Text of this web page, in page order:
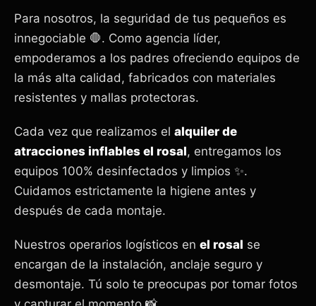
Para nosotros, la seguridad de tus pequeños es
innegociable 🛑. Como agencia líder,
empoderamos a los padres ofreciendo equipos de
la más alta calidad, fabricados con materiales
resistentes y mallas protectoras.
Cada vez que realizamos el alquiler de
atracciones inflables el rosal, entregamos los
equipos 100% desinfectados y limpios ✨.
Cuidamos estrictamente la higiene antes y
después de cada montaje.
Nuestros operarios logísticos en el rosal se
encargan de la instalación, anclaje seguro y
desmontaje. Tú solo te preocupas por tomar fotos